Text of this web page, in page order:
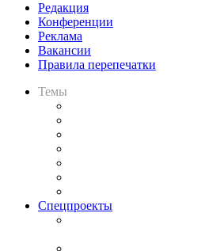
Редакция
Конференции
Реклама
Вакансии
Правила перепечатки
Темы
Спецпроекты